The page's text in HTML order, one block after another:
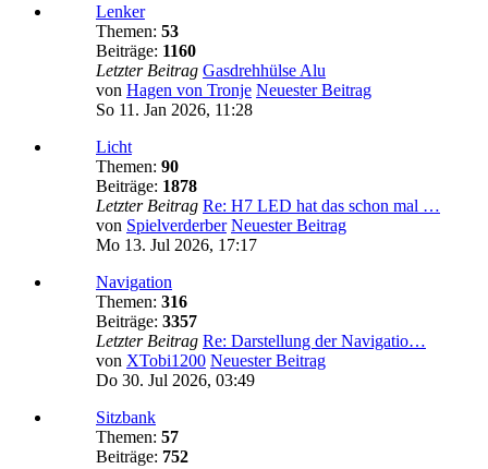
Lenker
Themen: 53
Beiträge: 1160
Letzter Beitrag Gasdrehhülse Alu
von Hagen von Tronje Neuester Beitrag
So 11. Jan 2026, 11:28
Licht
Themen: 90
Beiträge: 1878
Letzter Beitrag Re: H7 LED hat das schon mal …
von Spielverderber Neuester Beitrag
Mo 13. Jul 2026, 17:17
Navigation
Themen: 316
Beiträge: 3357
Letzter Beitrag Re: Darstellung der Navigatio…
von XTobi1200 Neuester Beitrag
Do 30. Jul 2026, 03:49
Sitzbank
Themen: 57
Beiträge: 752